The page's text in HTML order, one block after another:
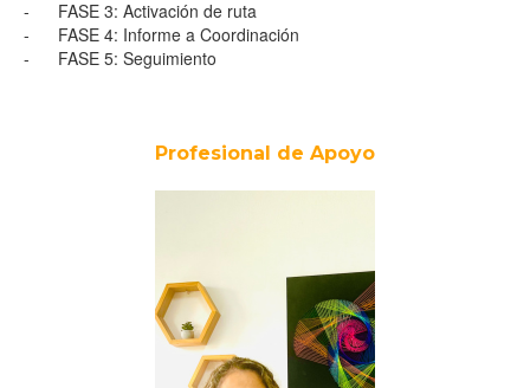
- FASE 3: Activación de ruta
- FASE 4: Informe a Coordinación
- FASE 5: Seguimiento
Profesional de Apoyo